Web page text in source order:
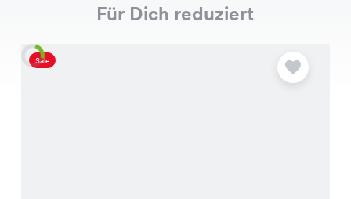
Für Dich reduziert
Sale